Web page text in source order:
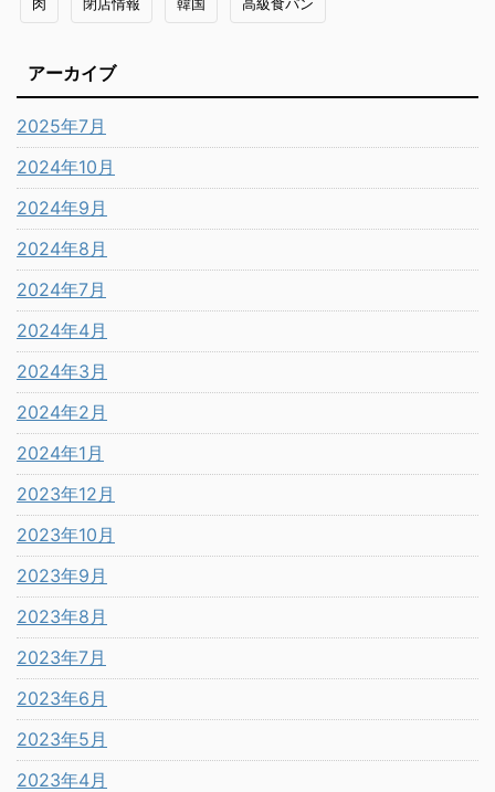
アーカイブ
2025年7月
2024年10月
2024年9月
2024年8月
2024年7月
2024年4月
2024年3月
2024年2月
2024年1月
2023年12月
2023年10月
2023年9月
2023年8月
2023年7月
2023年6月
2023年5月
2023年4月